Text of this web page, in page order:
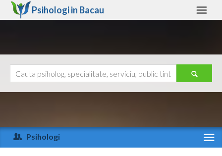
Psihologi in Bacau
Arad
Arges
Ajutor
Psihologi